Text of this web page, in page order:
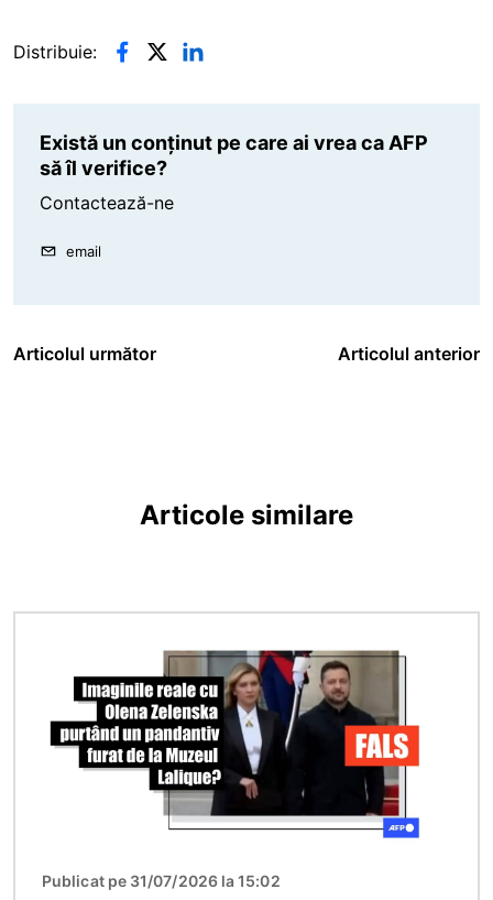
Distribuie:
Există un conținut pe care ai vrea ca AFP
să îl verifice?
Contactează-ne
email
Articolul următor Articolul anterior
Articole similare
Publicat pe 31/07/2026 la 15:02